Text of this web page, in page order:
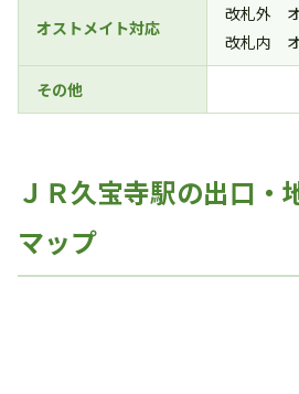
オストメイト対応
改札外
改札内 オ
その他
ＪＲ久宝寺駅の出口
マップ